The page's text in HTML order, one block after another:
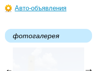
Авто-объявления
фотогалерея